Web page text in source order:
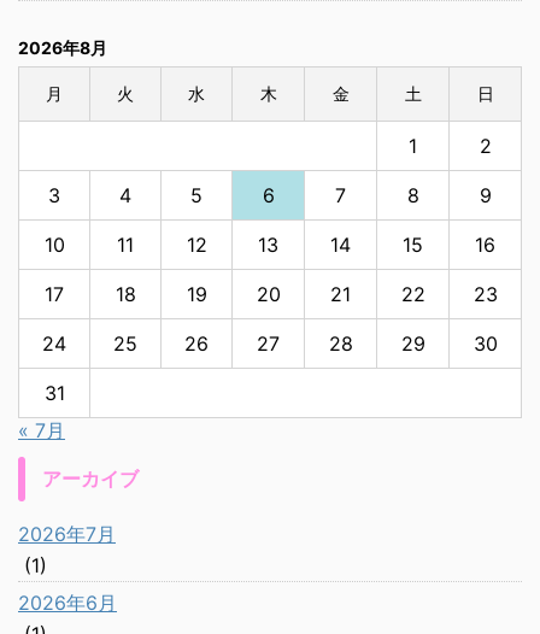
2026年8月
月 火 水 木 金 土 日
1 2
3 4 5 6 7 8 9
10 11 12 13 14 15 16
17 18 19 20 21 22 23
24 25 26 27 28 29 30
31
« 7月
アーカイブ
2026年7月
(1)
2026年6月